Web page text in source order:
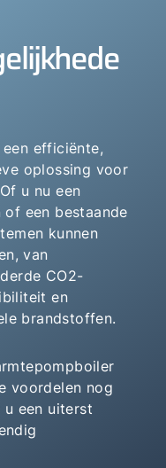
efficiënte,
oplossing voor
u nu een
een bestaande
kunnen
van
CO2-
en
brandstoffen.
voordelen nog
een uiterst